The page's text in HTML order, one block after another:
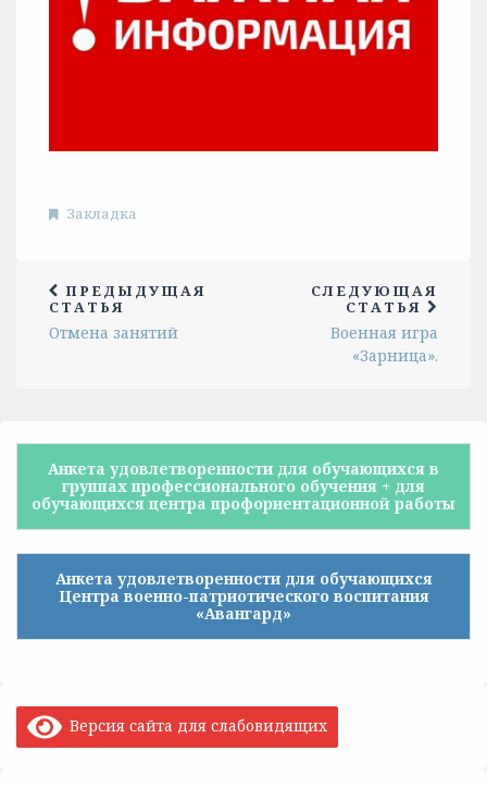
Закладка
ПРЕДЫДУЩАЯ
СТАТЬЯ
Отмена занятий
СЛЕДУЮЩАЯ
СТАТЬЯ
Военная игра
«Зарница».
Анкета удовлетворенности для обучающихся в
группах профессионального обучения + для
обучающихся центра профориентационной работы
Анкета удовлетворенности для обучающихся
Центра военно-патриотического воспитания
«Авангард»
Версия сайта для слабовидящих